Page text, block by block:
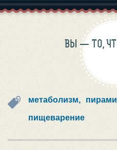
ВЫ — ТО,
метаболизм,
пищеварение